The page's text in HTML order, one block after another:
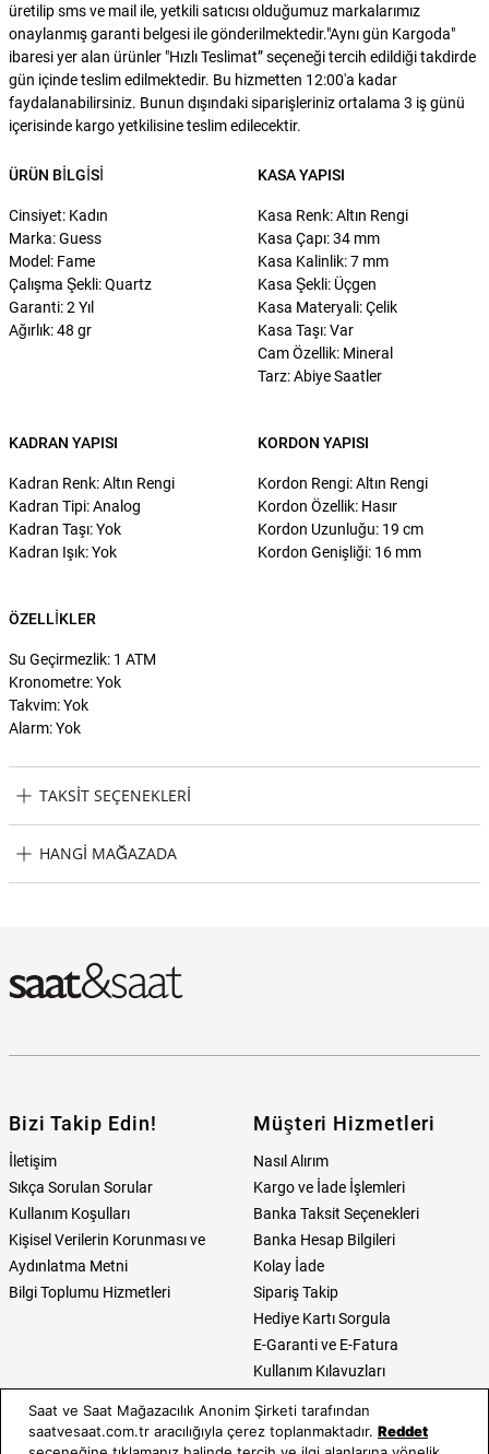
üretilip sms ve mail ile, yetkili satıcısı olduğumuz markalarımız
onaylanmış garanti belgesi ile gönderilmektedir."Aynı gün Kargoda"
ibaresi yer alan ürünler "Hızlı Teslimat” seçeneği tercih edildiği takdirde
gün içinde teslim edilmektedir. Bu hizmetten 12:00'a kadar
faydalanabilirsiniz. Bunun dışındaki siparişleriniz ortalama 3 iş günü
içerisinde kargo yetkilisine teslim edilecektir.
ÜRÜN BILGISI
Cinsiyet: Kadın
Marka: Guess
Model: Fame
Çalışma Şekli: Quartz
Garanti: 2 Yıl
Ağırlık: 48 gr
KASA YAPISI
Kasa Renk: Altın Rengi
Kasa Çapı: 34 mm
Kasa Kalinlik: 7 mm
Kasa Şekli: Üçgen
Kasa Materyali: Çelik
Kasa Taşı: Var
Cam Özellik: Mineral
Tarz: Abiye Saatler
KADRAN YAPISI
Kadran Renk: Altın Rengi
Kadran Tipi: Analog
Kadran Taşı: Yok
Kadran Işık: Yok
KORDON YAPISI
Kordon Rengi: Altın Rengi
Kordon Özellik: Hasır
Kordon Uzunluğu: 19 cm
Kordon Genişliği: 16 mm
ÖZELLIKLER
Su Geçirmezlik: 1 ATM
Kronometre: Yok
Takvim: Yok
Alarm: Yok
TAKSIT SEÇENEKLERI
HANGI MAĞAZADA
Bizi Takip Edin!
İletişim
Sıkça Sorulan Sorular
Kullanım Koşulları
Kişisel Verilerin Korunması ve
Aydınlatma Metni
Bilgi Toplumu Hizmetleri
Müşteri Hizmetleri
Nasıl Alırım
Kargo ve İade İşlemleri
Banka Taksit Seçenekleri
Banka Hesap Bilgileri
Kolay İade
Sipariş Takip
Hediye Kartı Sorgula
E-Garanti ve E-Fatura
Kullanım Kılavuzları
Saat ve Saat Kategoriler
Saat ve Saat Mağazacılık Anonim Şirketi tarafından
saatvesaat.com.tr aracılığıyla çerez toplanmaktadır. Reddet